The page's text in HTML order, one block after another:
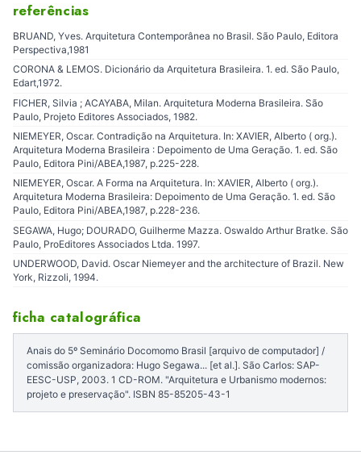
referências
BRUAND, Yves. Arquitetura Contemporânea no Brasil. São Paulo, Editora
Perspectiva,1981
CORONA & LEMOS. Dicionário da Arquitetura Brasileira. 1. ed. São Paulo,
Edart,1972.
FICHER, Silvia ; ACAYABA, Milan. Arquitetura Moderna Brasileira. São
Paulo, Projeto Editores Associados, 1982.
NIEMEYER, Oscar. Contradição na Arquitetura. In: XAVIER, Alberto ( org.).
Arquitetura Moderna Brasileira : Depoimento de Uma Geração. 1. ed. São
Paulo, Editora Pini/ABEA,1987, p.225-228.
NIEMEYER, Oscar. A Forma na Arquitetura. In: XAVIER, Alberto ( org.).
Arquitetura Moderna Brasileira: Depoimento de Uma Geração. 1. ed. São
Paulo, Editora Pini/ABEA,1987, p.228-236.
SEGAWA, Hugo; DOURADO, Guilherme Mazza. Oswaldo Arthur Bratke. São
Paulo, ProEditores Associados Ltda. 1997.
UNDERWOOD, David. Oscar Niemeyer and the architecture of Brazil. New
York, Rizzoli, 1994.
ficha catalográfica
Anais do 5º Seminário Docomomo Brasil [arquivo de computador] /
comissão organizadora: Hugo Segawa... [et al.]. São Carlos: SAP-
EESC-USP, 2003. 1 CD-ROM. "Arquitetura e Urbanismo modernos:
projeto e preservação". ISBN 85-85205-43-1